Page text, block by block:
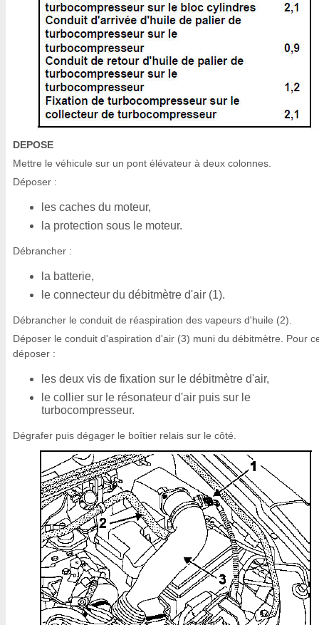
DEPOSE
Mettre le véhicule sur un pont élévateur à deux colonnes.
Déposer :
les caches du moteur,
la protection sous le moteur.
Débrancher :
la batterie,
le connecteur du débitmètre d'air (1).
Débrancher le conduit de réaspiration des vapeurs d'huile (2).
Déposer le conduit d'aspiration d'air (3) muni du débitmètre. Pour
déposer :
les deux vis de fixation sur le débitmètre d'air,
le collier sur le résonateur d'air puis sur le
turbocompresseur.
Dégrafer puis dégager le boîtier relais sur le côté.